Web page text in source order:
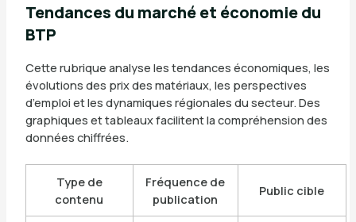
Tendances du marché et économie du
BTP
Cette rubrique analyse les tendances économiques, les
évolutions des prix des matériaux, les perspectives
d’emploi et les dynamiques régionales du secteur. Des
graphiques et tableaux facilitent la compréhension des
données chiffrées.
Type de
contenu
Fréquence de
publication
Public cible